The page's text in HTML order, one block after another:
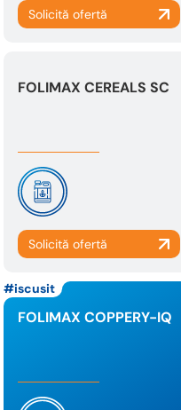
FOLIMAX CEREALS SC
iscusit
FOLIMAX COPPERY-IQ